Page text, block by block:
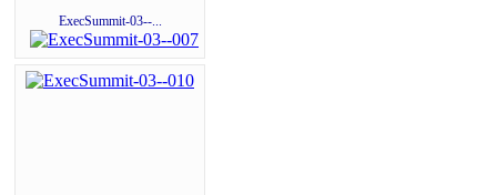
ExecSummit-03--...